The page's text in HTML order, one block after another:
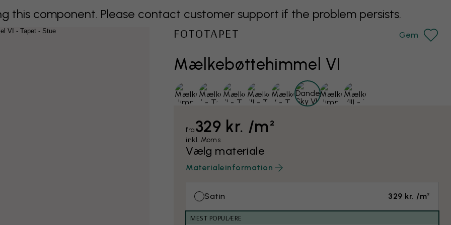
this component. Please contact customer support if the problem persists.
Mælkebøttehimmel VI
FOTOTAPET Gem
fra329 kr. /m²
inkl. Moms
Vælg materiale
Materialeinformation
Satin 329 kr. /m²
MEST POPULÆRE